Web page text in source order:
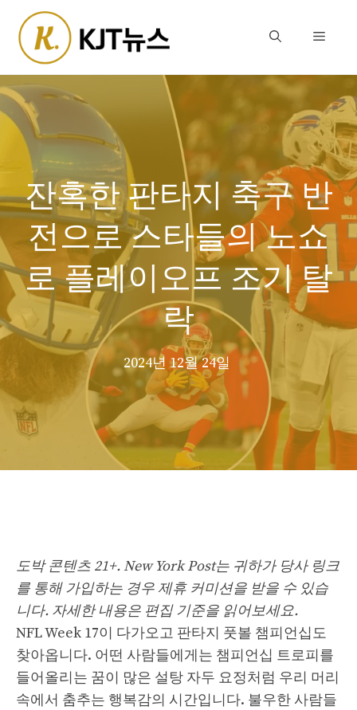
content
Menu
잔혹한 판타지 축구 반
전으로 스타들의 노쇼
로 플레이오프 조기 탈
락
2024년 12월 24일
도박 콘텐츠 21+. New York Post는 귀하가 당사 링크
를 통해 가입하는 경우 제휴 커미션을 받을 수 있습
니다. 자세한 내용은 편집 기준을 읽어보세요.
NFL Week 17이 다가오고 판타지 풋볼 챔피언십도
찾아옵니다. 어떤 사람들에게는 챔피언십 트로피를
들어올리는 꿈이 많은 설탕 자두 요정처럼 우리 머리
속에서 춤추는 행복감의 시간입니다. 불우한 사람들